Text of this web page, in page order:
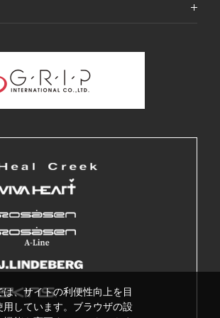
、サイトの利便性向上を目
しています。ブラウザの設